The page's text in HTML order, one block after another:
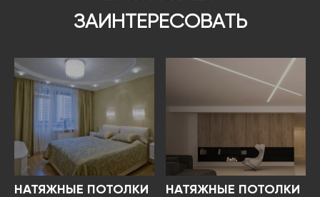
ЗАИНТЕРЕСОВАТЬ
НАТЯЖНЫЕ ПОТОЛКИ
НАТЯЖНЫЕ ПОТОЛКИ